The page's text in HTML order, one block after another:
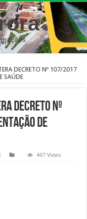
DECRETO Nº 107/2017
SAÚDE
DECRETO Nº
DE
407 Views